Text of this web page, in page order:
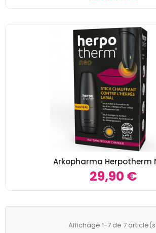
Arkopharma Herpotherm
29,90 €
Affichage 1-7 de 7